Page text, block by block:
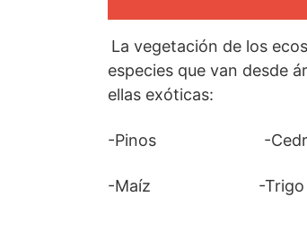
La vegetación de los
especies que van desde
ellas exóticas:
-Pinos -
-Maíz -Trigo -